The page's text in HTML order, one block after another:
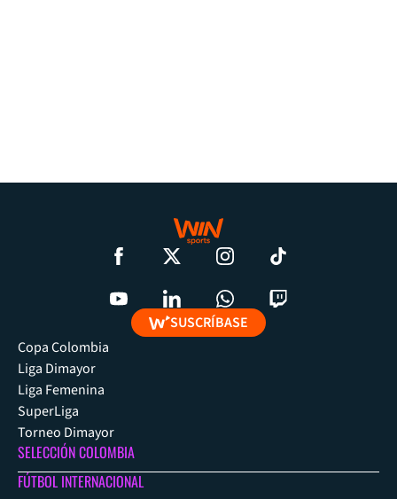
SUSCRÍBASE
Copa Colombia
Liga Dimayor
Liga Femenina
SuperLiga
Torneo Dimayor
SELECCIÓN COLOMBIA
FÚTBOL INTERNACIONAL